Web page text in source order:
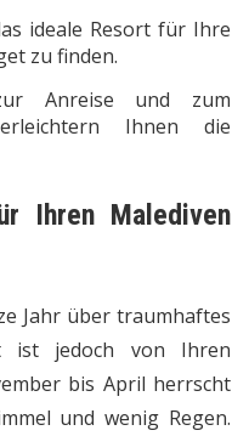
ideale Resort für Ihre
zu finden.
Anreise und zum
Ihnen die
Ihren Malediven
Jahr über traumhaftes
ist jedoch von Ihren
bis April herrscht
und wenig Regen.